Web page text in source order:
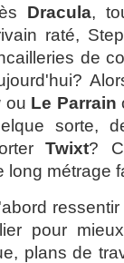
Dracula,
raté,
de
ou Le Parrain
sorte,
Twixt?
métrage
pour
plans de